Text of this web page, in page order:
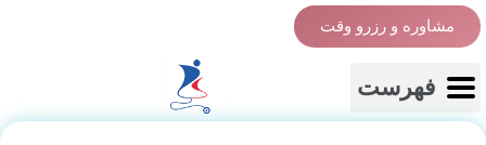
فهرست
مشاوره و رزرو وقت